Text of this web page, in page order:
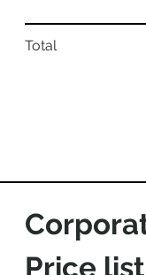
Total
Price list